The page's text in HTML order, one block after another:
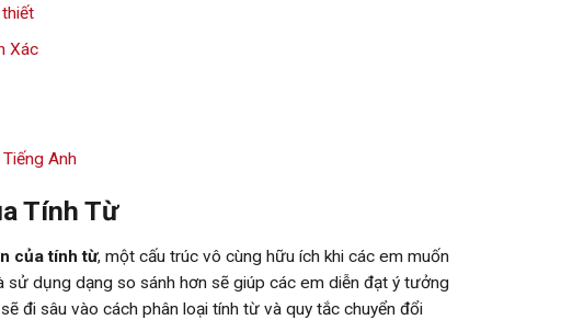
Xác
Anh
Tính Từ
của tính từ, một cấu trúc vô cùng hữu ích khi các em muốn
sử dụng dạng so sánh hơn sẽ giúp các em diễn đạt ý tưởng
đi sâu vào cách phân loại tính từ và quy tắc chuyển đổi